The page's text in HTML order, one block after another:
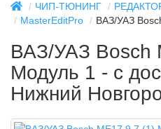
ЧИП-ТЮНИНГ
MasterEditPro
ВАЗ/УАЗ
ВАЗ/УАЗ Bosch
Модуль 1 - с
Нижний